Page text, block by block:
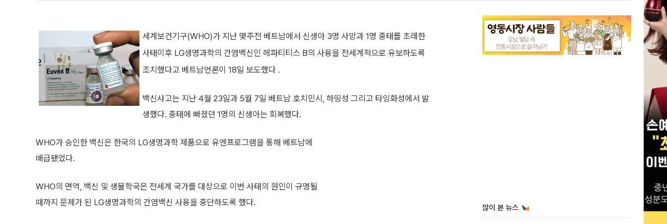
세계보건기구(WHO)가 지난 몇주전 베트남에서 신생아 3명 사망과 1명 중태를 초래한
사태이후 LG생명과학의 간염백신인 헤파티티스 B의 사용을 전세계적으로 유보하도록
조치했다고 베트남언론이 18일 보도했다 .
백신사고는 지난 4월 23일과 5월 7일 베트남 호치민시, 하띵성 그리고 타잉화성에서 발
생했다. 중태에 빠졌던 1명의 신생아는 회복했다.
WHO가 승인한 백신은 한국의 LG생명과학 제품으로 유엔프로그램을 통해 베트남에
배급됐었다.
WHO의 면역, 백신 및 생물학국은 전세계 국가를 대상으로 이번 사태의 원인이 규명될
때까지 문제가 된 LG생명과학의 간염백신 사용을 중단하도록 했다.
많이 본 뉴스